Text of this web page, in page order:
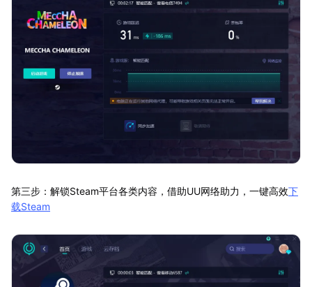
第三步：解锁Steam平台各类内容，借助UU网络助力，一键高效下
载Steam